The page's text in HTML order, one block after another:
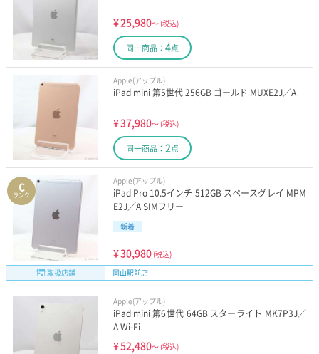
¥25,980～ (税込)
同一商品： 4点
Apple(アップル)
iPad mini 第5世代 256GB ゴールド MUXE2J／A
¥37,980～ (税込)
同一商品： 2点
C
ランク
Apple(アップル)
iPad Pro 10.5インチ 512GB スペースグレイ MPM
E2J／A SIMフリー
新着
¥30,980 (税込)
取扱店舗
岡山駅前店
Apple(アップル)
iPad mini 第6世代 64GB スターライト MK7P3J／
A Wi-Fi
¥52,480～ (税込)